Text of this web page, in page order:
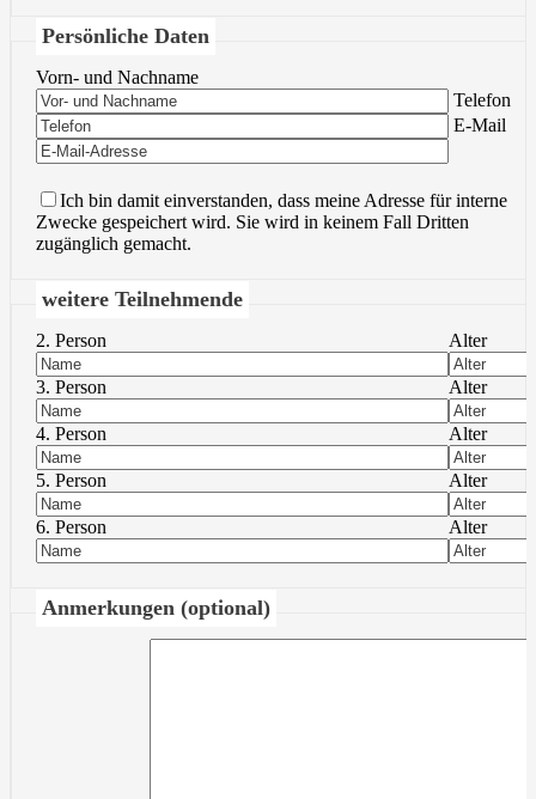
Persönliche Daten
Vorn- und Nachname
Bitte lasse
Telefon
Bitte lasse
E-Mail
Ich bin damit einverstanden, dass meine Adresse für interne
Zwecke gespeichert wird. Sie wird in keinem Fall Dritten
zugänglich gemacht.
weitere Teilnehmende
2. Person Alter
3. Person Alter
4. Person Alter
5. Person Alter
6. Person Alter
Anmerkungen (optional)